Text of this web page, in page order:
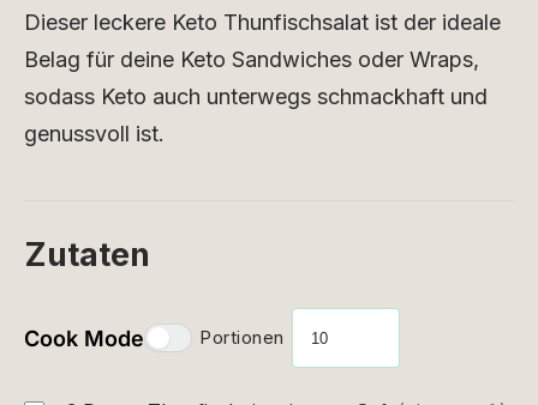
Dieser leckere Keto Thunfischsalat ist der ideale
Belag für deine Keto Sandwiches oder Wraps,
sodass Keto auch unterwegs schmackhaft und
genussvoll ist.
Zutaten
Cook Mode Portionen